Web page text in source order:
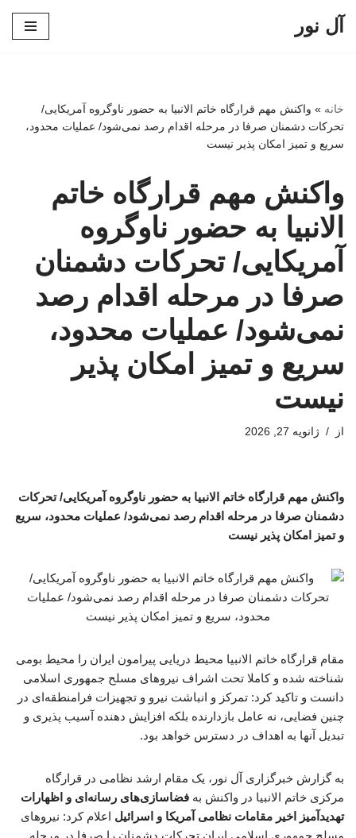
آل نور
خانه » واکنش مهم قرارگاه خاتم الانبیا به حضور ناوگروه آمریکایی/
تحرکات دشمنان صرفا در مرحله اقدام رصد نمی‌شود/ عملیات محدود،
سریع و تمیز امکان پذیر نیست
واکنش مهم قرارگاه خاتم
الانبیا به حضور ناوگروه
آمریکایی/ تحرکات دشمنان
صرفا در مرحله اقدام رصد
نمی‌شود/ عملیات محدود،
سریع و تمیز امکان پذیر
نیست
از ژانویه 27, 2026
واکنش مهم قرارگاه خاتم الانبیا به حضور ناوگروه آمریکایی/ تحرکات
دشمنان صرفا در مرحله اقدام رصد نمی‌شود/ عملیات محدود، سریع
و تمیز امکان پذیر نیست
مقام قرارگاه خاتم الانبیا محیط دریایی پیرامون ایران را محیط بومی
شناخته شده و کاملا تحت اشراف نیروهای مسلح جمهوری اسلامی
دانست و تاکید کرد: تمرکز و انباشت نیرو و تجهیزات فرامنطقه‌ای در
چنین فضایی، نه عامل بازدارنده بلکه افزایش دهنده آسیب پذیری و
تبدیل آنها به اهداف در دسترس خواهد بود.
به گزارش خبرگزاری آل نور، یک مقام ارشد نظامی در قرارگاه
مرکزی خاتم الانبیا در واکنش به فضاسازی‌های رسانه‌ای و اظهارات
تهدیدآمیز اخیر مقامات نظامی آمریکا و اسرائیل اعلام کرد: نیروهای
مسلح جمهوری اسلامی ایران تحرکات دشمنان را صرفا در مرحله